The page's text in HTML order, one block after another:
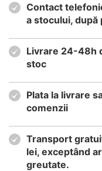
Contact
a stocului, după
Livrare 24-48h
stoc
Plata la livrare
comenzii
Transport
lei, exceptând
greutate.